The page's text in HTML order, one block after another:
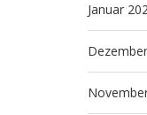
Januar